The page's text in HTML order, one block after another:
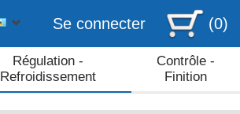
Se connecter (0)
Régulation -
Refroidissement
Contrôle -
Finition